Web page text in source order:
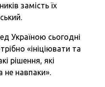
замість їх
Україною сьогодні
«ініціювати та
рішення, які
не навпаки».